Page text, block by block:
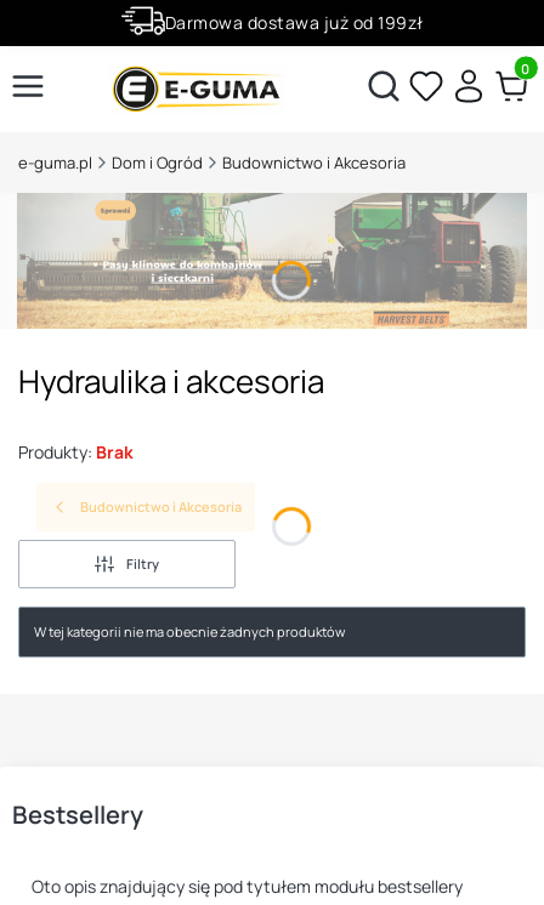
Darmowa dostawa już od 199zł
Rabaty -50% na wybrane produktyOtwórz wyszukiwarkę
e-guma.pl Dom i Ogród Budownictwo i Akcesoria
Hydraulika i akcesoria
Produkty: Brak
Budownictwo i Akcesoria
Filtry
W tej kategorii nie ma obecnie żadnych produktów
Bestsellery
Oto opis znajdujący się pod tytułem modułu bestsellery